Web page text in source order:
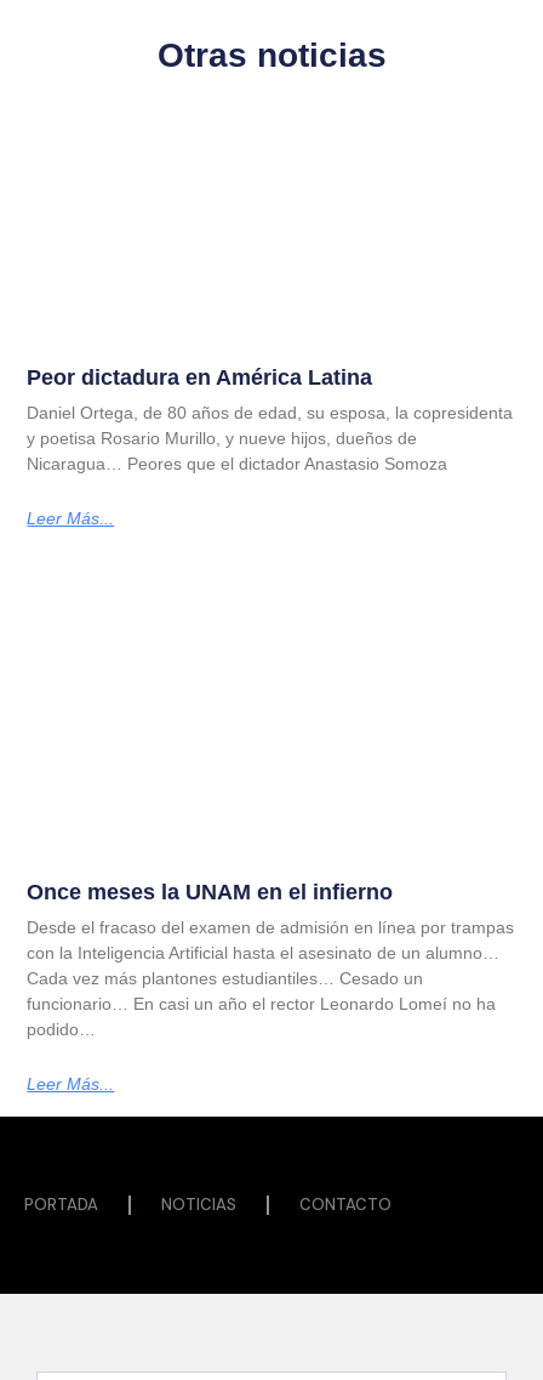
Otras noticias
Peor dictadura en América Latina
Daniel Ortega, de 80 años de edad, su esposa, la copresidenta
y poetisa Rosario Murillo, y nueve hijos, dueños de
Nicaragua… Peores que el dictador Anastasio Somoza
Leer Más...
Once meses la UNAM en el infierno
Desde el fracaso del examen de admisión en línea por trampas
con la Inteligencia Artificial hasta el asesinato de un alumno…
Cada vez más plantones estudiantiles… Cesado un
funcionario… En casi un año el rector Leonardo Lomeí no ha
podido…
Leer Más...
PORTADA NOTICIAS CONTACTO